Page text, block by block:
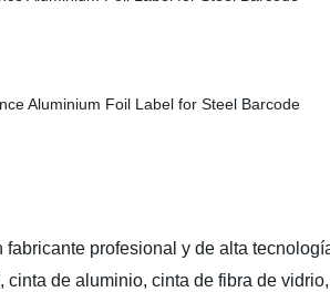
profesional y de alta
de aluminio, cinta de fibra de